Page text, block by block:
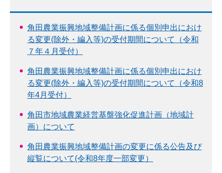
角田農業振興地域整備計画に係る個別申出におけ
る変更(除外・編入等)の受付期間について（令和
７年４月受付）
角田農業振興地域整備計画に係る個別申出におけ
る変更(除外・編入等)の受付期間について（令和8
年4月受付）
角田市地域農業経営基盤強化促進計画（地域計
画）について
角田農業振興地域整備計画の変更に係る公告及び
縦覧について(令和8年度一部変更）